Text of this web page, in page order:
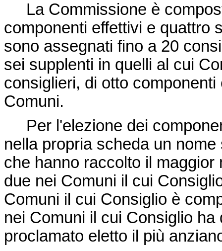
La Commissione è
componenti effettivi e quattro
sono assegnati fino a 20
sei supplenti in quelli al cui
consiglieri, di otto
Comuni.
Per l'elezione dei
nella propria scheda un
che hanno raccolto il
due nei Comuni il cui
Comuni il cui Consiglio è
nei Comuni il cui Consiglio
proclamato eletto il più